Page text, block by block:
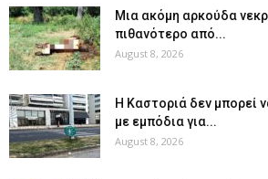
Μια ακόμη αρκούδα
πιθανότερο από...
August 8, 2026
Η Καστοριά δεν μπορεί
με εμπόδια για...
August 8, 2026